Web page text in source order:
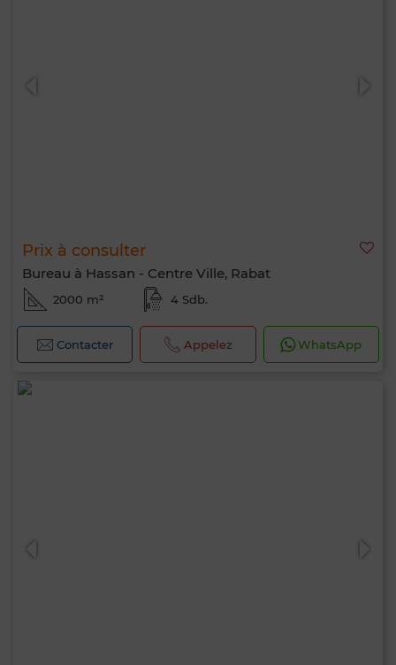
Prix à consulter
Bureau à Hassan - Centre Ville, Rabat
2000 m² 4 Sdb.
Contacter Appelez WhatsApp